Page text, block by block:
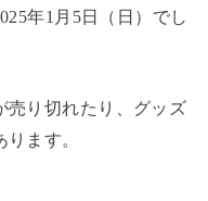
年1月5日（日）でし
売り切れたり、グッズ
ます。